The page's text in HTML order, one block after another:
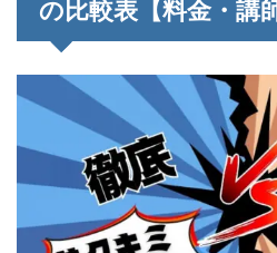
の比較表【料金・講